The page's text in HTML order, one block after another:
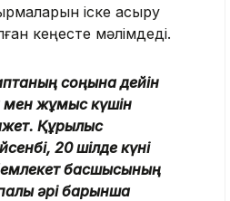
іске асыру
кеңесте мәлімдеді.
соңына дейін
мен жұмыс күшін
Құрылыс
20 шілде күні
басшысының
әрі барынша